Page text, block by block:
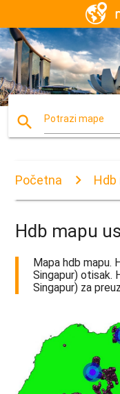
search Potrazi mape
Početna Hdb
Hdb mapu
Mapa hdb mapu.
Singapur) otisak.
Singapur) za